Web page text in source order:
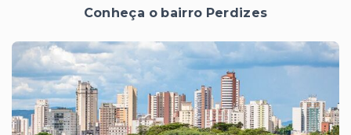
Conheça o bairro Perdizes